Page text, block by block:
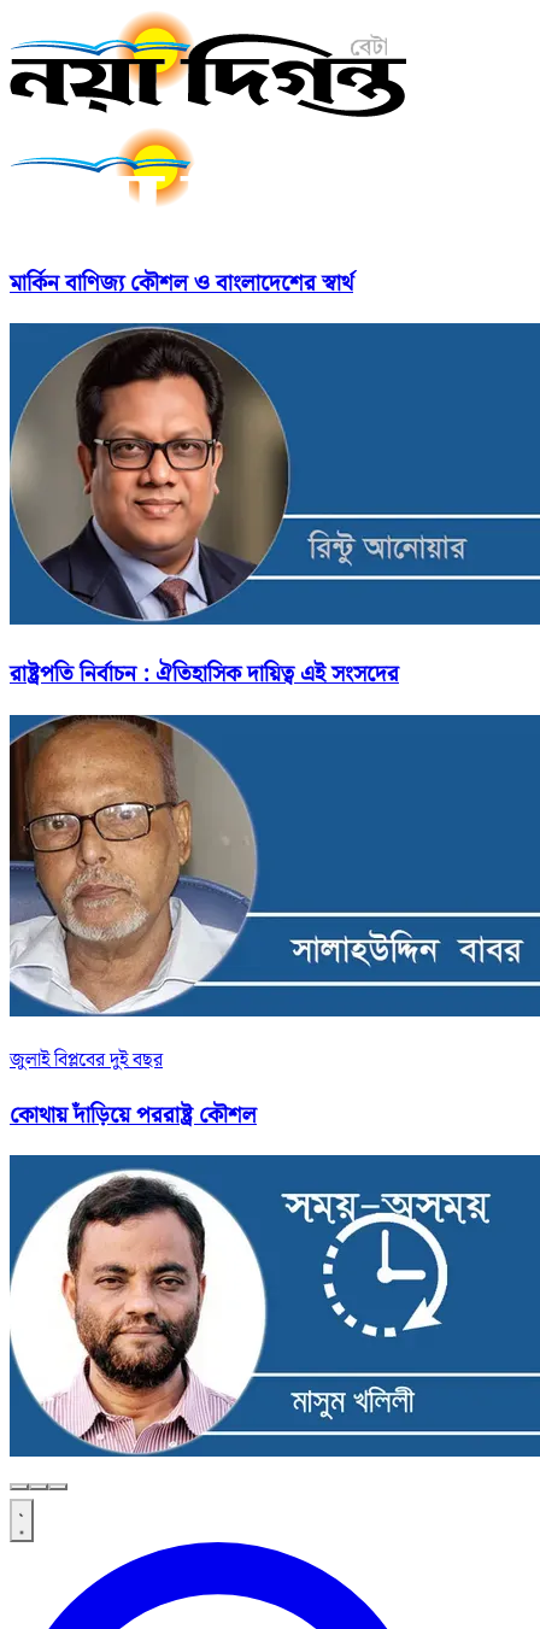
মার্কিন বাণিজ্য কৌশল ও বাংলাদেশের স্বার্থ
রাষ্ট্রপতি নির্বাচন : ঐতিহাসিক দায়িত্ব এই সংসদের
জুলাই বিপ্লবের দুই বছর
কোথায় দাঁড়িয়ে পররাষ্ট্র কৌশল